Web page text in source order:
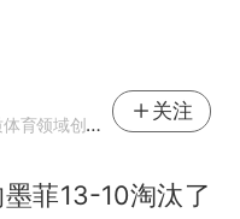
育领域创作者
关注
菲13-10淘汰了